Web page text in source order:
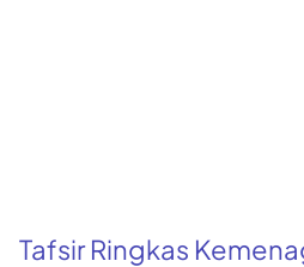
Tafsir Ringkas